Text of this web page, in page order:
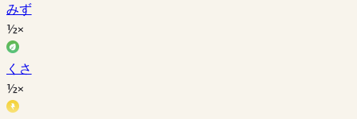
みず
½×
くさ
½×